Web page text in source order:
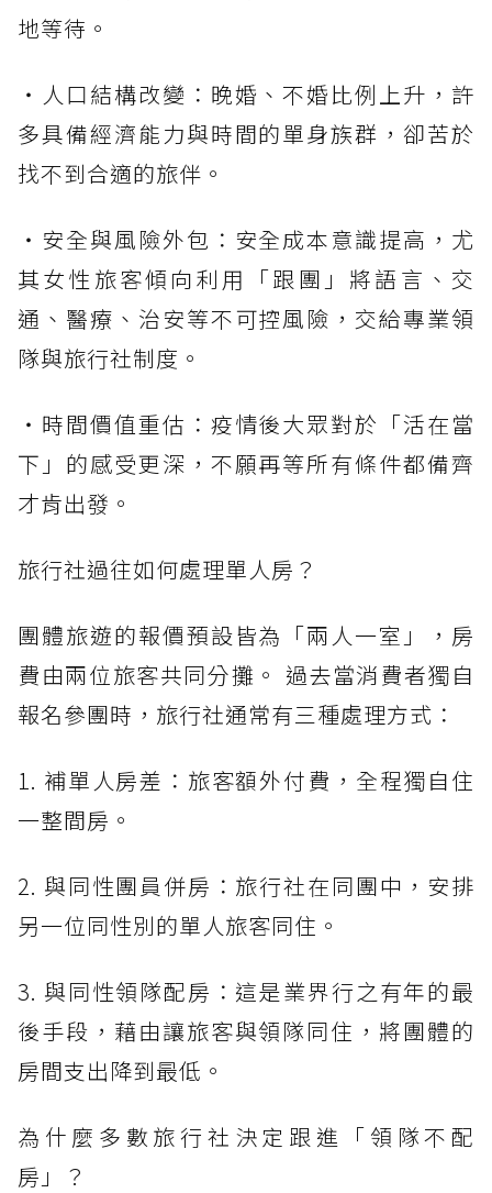
地等待。
・人口結構改變：晚婚、不婚比例上升，許
多具備經濟能力與時間的單身族群，卻苦於
找不到合適的旅伴。
・安全與風險外包：安全成本意識提高，尤
其女性旅客傾向利用「跟團」將語言、交
通、醫療、治安等不可控風險，交給專業領
隊與旅行社制度。
・時間價值重估：疫情後大眾對於「活在當
下」的感受更深，不願再等所有條件都備齊
才肯出發。
旅行社過往如何處理單人房？
團體旅遊的報價預設皆為「兩人一室」，房
費由兩位旅客共同分攤。 過去當消費者獨自
報名參團時，旅行社通常有三種處理方式：
1. 補單人房差：旅客額外付費，全程獨自住
一整間房。
2. 與同性團員併房：旅行社在同團中，安排
另一位同性別的單人旅客同住。
3. 與同性領隊配房：這是業界行之有年的最
後手段，藉由讓旅客與領隊同住，將團體的
房間支出降到最低。
為什麼多數旅行社決定跟進「領隊不配
房」？